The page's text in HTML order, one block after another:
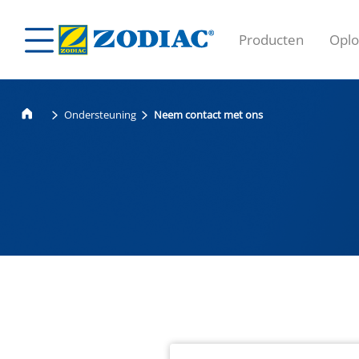
Producten
Ondersteuning Neem contact met ons